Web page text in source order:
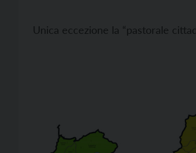
Unica eccezione la “pastorale